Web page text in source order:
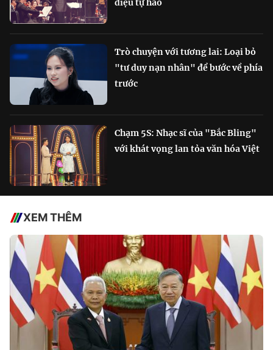
điệu tự hào
Trò chuyện với tương lai: Loại bỏ
"tư duy nạn nhân" để bước về phía
trước
Chạm 5S: Nhạc sĩ của "Bắc Bling"
với khát vọng lan tỏa văn hóa Việt
XEM THÊM